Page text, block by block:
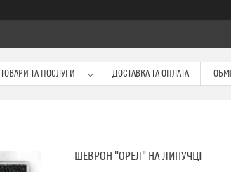
ТОВАРИ ТА ПОСЛУГИ ДОСТАВКА ТА ОПЛАТА
ШЕВРОН "ОРЕЛ" НА ЛИПУЧЦІ